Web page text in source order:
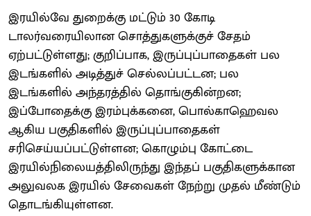
இரயில்வே துறைக்கு மட்டும் 30 கோடி
டாலர்வரையிலான சொத்துகளுக்குச் சேதம்
ஏற்பட்டுள்ளது; குறிப்பாக, இருப்புப்பாதைகள் பல
இடங்களில் அடித்துச் செல்லப்பட்டன; பல
இடங்களில் அந்தரத்தில் தொங்குகின்றன;
இப்போதைக்கு இரம்புக்கனை, பொல்காஹெவல
ஆகிய பகுதிகளில் இருப்புப்பாதைகள்
சரிசெய்யப்பட்டுள்ளன; கொழும்பு கோட்டை
இரயில்நிலையத்திலிருந்து இந்தப் பகுதிகளுக்கான
அலுவலக இரயில் சேவைகள் நேற்று முதல் மீண்டும்
தொடங்கியுள்ளன.